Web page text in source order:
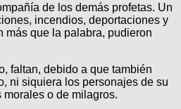
de los demás profetas. Un
incendios, deportaciones y
más que la palabra, pudieron
faltan, debido a que también
ni siquiera los personajes de su
o de milagros.